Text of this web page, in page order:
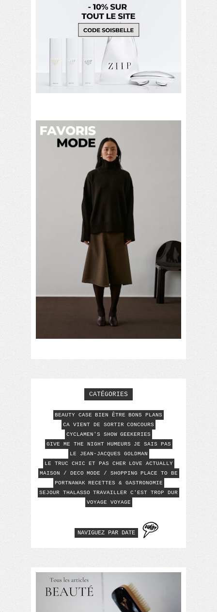
CATÉGORIES
BEAUTY CASE BIEN ÊTRE BONS PLANS
CA VIENT DE SORTIR CONCOURS
CYCLAMEN'S SHOW GEEKERIES
GIVE ME THE NIGHT HUMEURS
JE SAIS PAS
LE JEAN-JACQUES GOLDMAN
LE TRUC CHIC ET PAS CHER
LOVE ACTUALLY
MAISON / DECO MODE / SHOPPING PLACE TO BE
PORTNAWAK RECETTES & GASTRONOMIE
SEJOUR THALASSO TRAVAILLER C'EST TROP DUR
VOYAGE VOYAGE
NAVIGUEZ PAR DATE